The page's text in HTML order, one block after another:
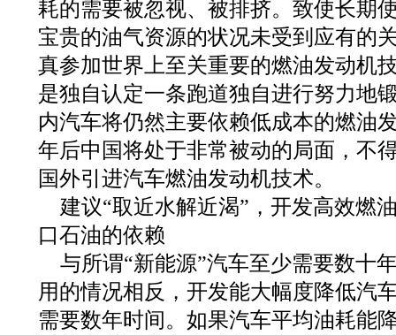
耗的需要被忽视、被排挤。致使长期
宝贵的油气资源的状况未受到应有的
真参加世界上至关重要的燃油发动机
是独自认定一条跑道独自进行努力地
内汽车将仍然主要依赖低成本的燃油
年后中国将处于非常被动的局面，不
国外引进汽车燃油发动机技术。
建议“取近水解近渴”，开发高效燃
口石油的依赖
与所谓“新能源”汽车至少需要数十
用的情况相反，开发能大幅度降低汽
需要数年时间。如果汽车平均油耗能